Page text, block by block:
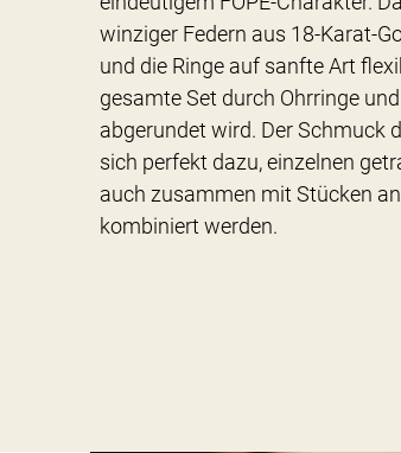
winziger Federn aus 18-Karat-
und die Ringe auf sanfte Art
gesamte Set durch Ohrringe
abgerundet wird. Der Schmuck
sich perfekt dazu, einzelnen
auch zusammen mit Stücken
kombiniert werden.